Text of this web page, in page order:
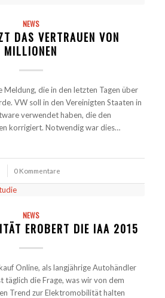
NEWS
DAS VERTRAUEN VON
MILLIONEN
Meldung, die in den letzten Tagen über
VW soll in den Vereinigten Staaten in
verwendet haben, die den
korrigiert. Notwendig war dies…
0 Kommentare
NEWS
EROBERT DIE IAA 2015
Online, als langjährige Autohändler
täglich die Frage, was wir von dem
Trend zur Elektromobilität halten